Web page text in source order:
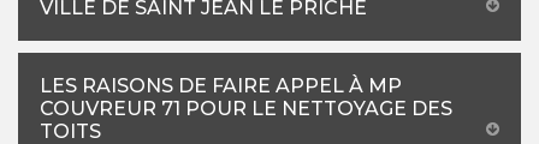
VILLE DE SAINT JEAN LE PRICHE
LES RAISONS DE FAIRE APPEL À MP
COUVREUR 71 POUR LE NETTOYAGE DES
TOITS